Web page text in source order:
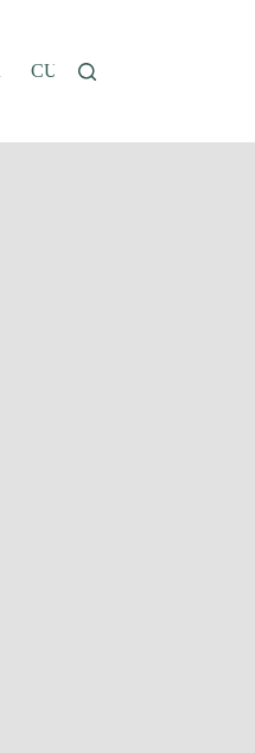
CUCINA E RICETTE